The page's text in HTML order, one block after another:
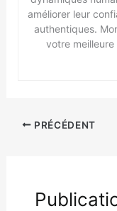
améliorer leur
authentiques.
votre
PRÉCÉDENT